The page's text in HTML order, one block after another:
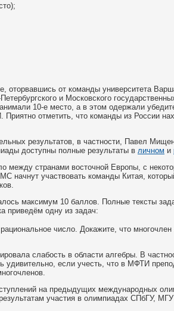
от команды университета
и Московского
10-е место, а в этом одержали
отметить, что команды из России
результатов, в частности, Павел
доступны полные результаты в личном и
между странами восточной Европы, с
начнут участвовать команды Китая,
максимум 10 баллов. Полные тексты
приведём одну из задач:
число. Докажите, что многочлен
слабость в области алгебры. В
удивительно, если учесть, что в МФТИ
на предыдущих международных
участия в олимпиадах СПбГУ,